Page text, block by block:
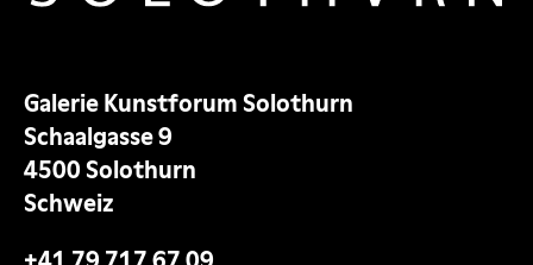
Galerie Kunstforum Solothurn
Schaalgasse 9
4500 Solothurn
Schweiz